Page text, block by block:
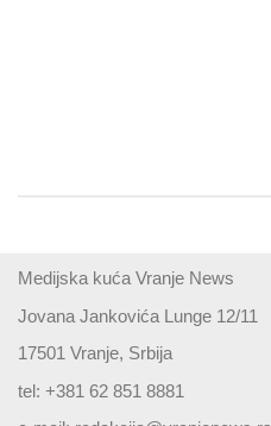
Medijska kuća Vranje News
Jovana Jankovića Lunge 12/11
17501 Vranje, Srbija
tel: +381 62 851 8881